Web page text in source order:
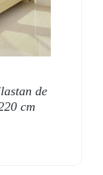
de
cm